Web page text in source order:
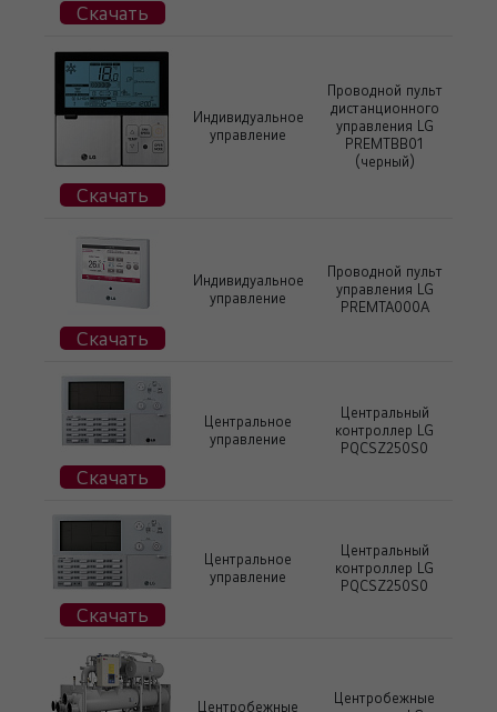
Скачать
Скачать
Индивидуальное
управление
Проводной пульт
дистанционного
управления LG
PREMTBB01
(черный)
Скачать
Индивидуальное
управление
Проводной пульт
управления LG
PREMTA000A
Скачать
Центральное
управление
Центральный
контроллер LG
PQCSZ250S0
Скачать
Центральное
управление
Центральный
контроллер LG
PQCSZ250S0
Центробежные
Центробежные